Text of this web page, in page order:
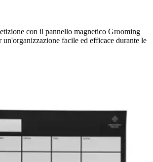
con il pannello magnetico Grooming
un'organizzazione facile ed efficace durante le